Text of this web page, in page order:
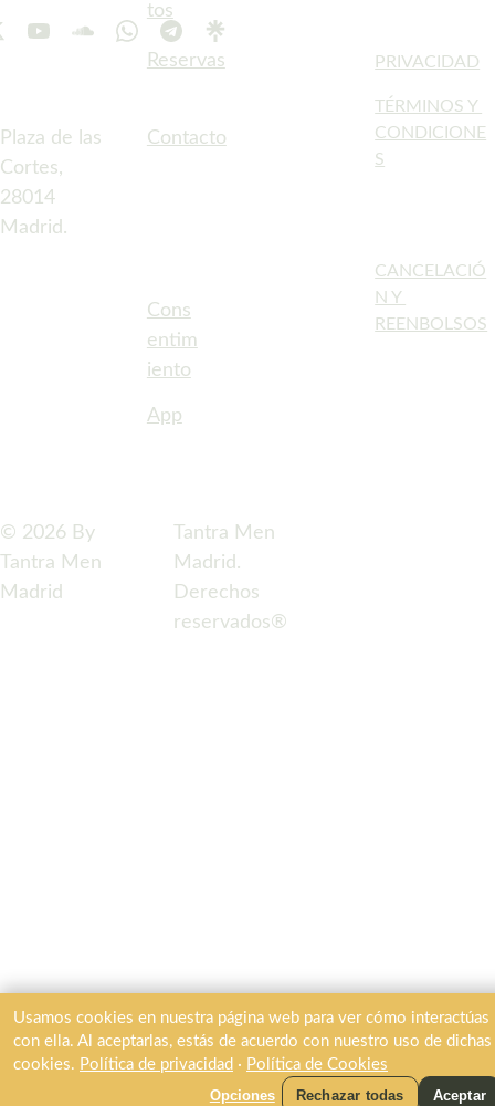
© 2026 By
Tantra Men
Madrid
Tantra Men
Madrid.
Derechos
reservados®
PRIVACIDAD
TÉRMINOS Y
CONDICIONE
S
Cons
entim
iento
CANCELACIÓ
N Y
REENBOLSOS
Contacto
tos
App
Reservas
Plaza de las
Cortes,
28014
Madrid.
ES
Usamos cookies en nuestra página web para ver cómo interactúas
con ella. Al aceptarlas, estás de acuerdo con nuestro uso de dichas
cookies. Política de privacidad · Política de Cookies
Opciones
Rechazar todas Aceptar